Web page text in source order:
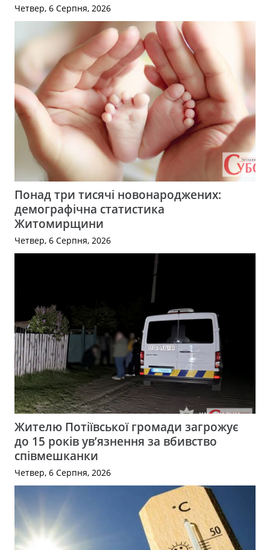
Четвер, 6 Серпня, 2026
Понад три тисячі новонароджених:
демографічна статистика
Житомирщини
Четвер, 6 Серпня, 2026
Жителю Потіївської громади загрожує
до 15 років ув’язнення за вбивство
співмешканки
Четвер, 6 Серпня, 2026